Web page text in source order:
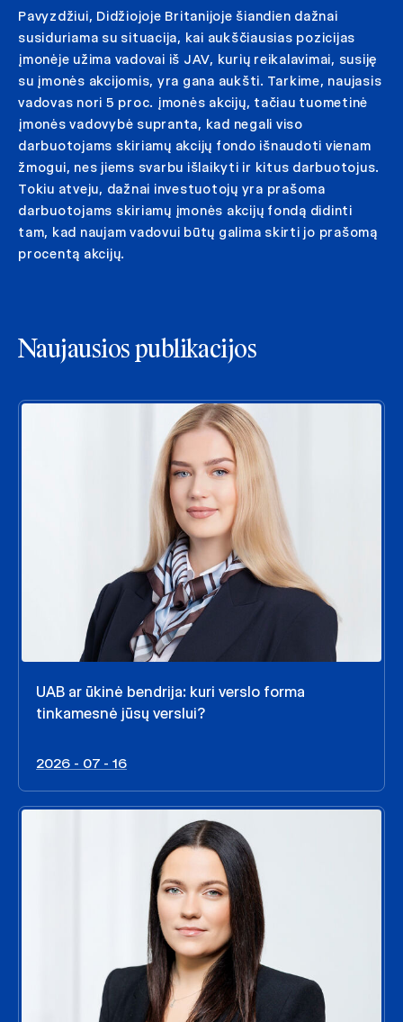
Pavyzdžiui, Didžiojoje Britanijoje šiandien dažnai
susiduriama su situacija, kai aukščiausias pozicijas
įmonėje užima vadovai iš JAV, kurių reikalavimai, susiję
su įmonės akcijomis, yra gana aukšti. Tarkime, naujasis
vadovas nori 5 proc. įmonės akcijų, tačiau tuometinė
įmonės vadovybė supranta, kad negali viso
darbuotojams skiriamų akcijų fondo išnaudoti vienam
žmogui, nes jiems svarbu išlaikyti ir kitus darbuotojus.
Tokiu atveju, dažnai investuotojų yra prašoma
darbuotojams skiriamų įmonės akcijų fondą didinti
tam, kad naujam vadovui būtų galima skirti jo prašomą
procentą akcijų.
Naujausios publikacijos
UAB ar ūkinė bendrija: kuri verslo forma
tinkamesnė jūsų verslui?
2026 - 07 - 16